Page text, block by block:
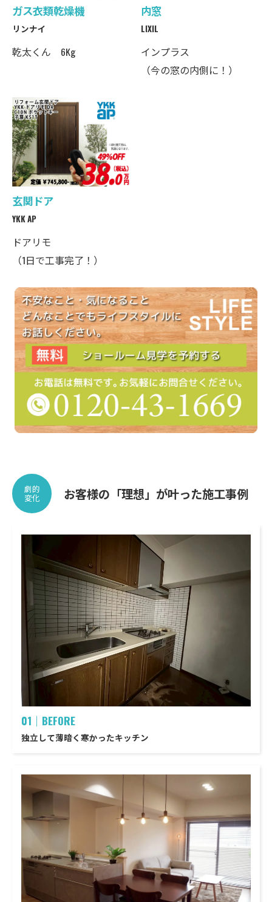
ガス衣類乾燥機
リンナイ
乾太くん 6Kg
内窓
LIXIL
インプラス
（今の窓の内側に！）
玄関ドア
YKK AP
ドアリモ
（1日で工事完了！）
お客様の「理想」が叶った施工事例
劇的
変化
01｜BEFORE
独立して薄暗く寒かったキッチン